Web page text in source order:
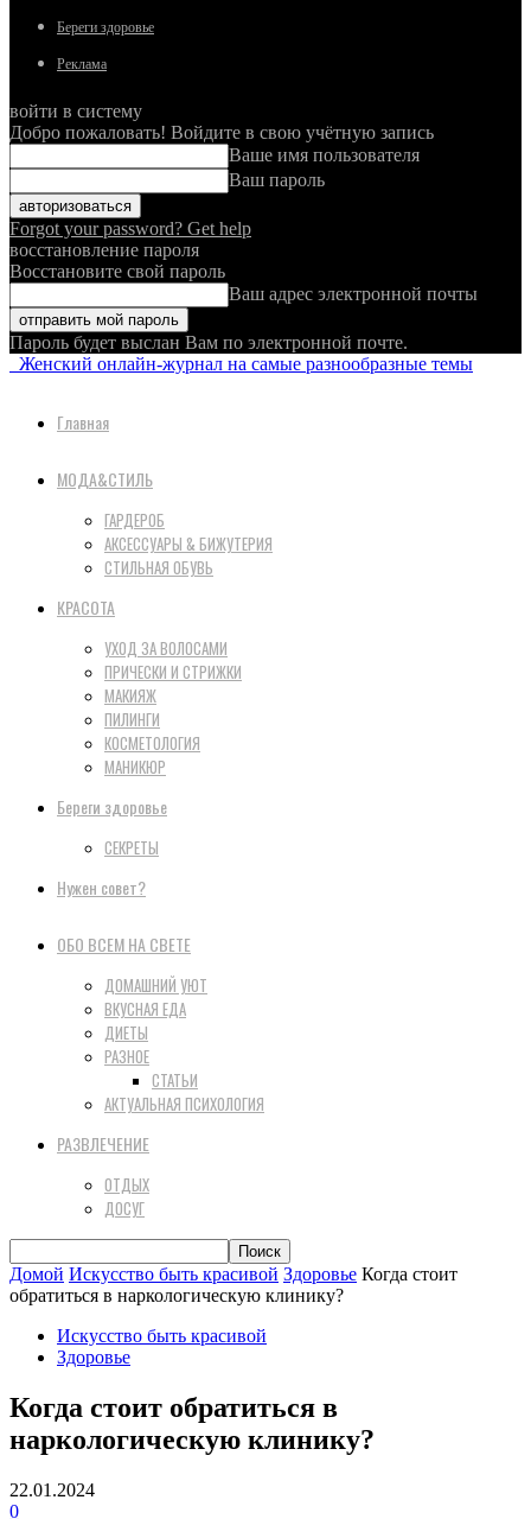
Береги здоровье
Реклама
войти в систему
Добро пожаловать! Войдите в свою учётную запись
Ваше имя пользователя
Ваш пароль
Forgot your password? Get help
восстановление пароля
Восстановите свой пароль
Ваш адрес электронной почты
Пароль будет выслан Вам по электронной почте.
Женский онлайн-журнал на самые разнообразные темы
Главная
МОДА&СТИЛЬ
ГАРДЕРОБ
АКСЕССУАРЫ & БИЖУТЕРИЯ
СТИЛЬНАЯ ОБУВЬ
КРАСОТА
УХОД ЗА ВОЛОСАМИ
ПРИЧЕСКИ И СТРИЖКИ
МАКИЯЖ
ПИЛИНГИ
КОСМЕТОЛОГИЯ
МАНИКЮР
Береги здоровье
СЕКРЕТЫ
Нужен совет?
ОБО ВСЕМ НА СВЕТЕ
ДОМАШНИЙ УЮТ
ВКУСНАЯ ЕДА
ДИЕТЫ
РАЗНОЕ
СТАТЬИ
АКТУАЛЬНАЯ ПСИХОЛОГИЯ
РАЗВЛЕЧЕНИЕ
ОТДЫХ
ДОСУГ
Домой Искусство быть красивой Здоровье Когда стоит
обратиться в наркологическую клинику?
Искусство быть красивой
Здоровье
Когда стоит обратиться в
наркологическую клинику?
22.01.2024
0